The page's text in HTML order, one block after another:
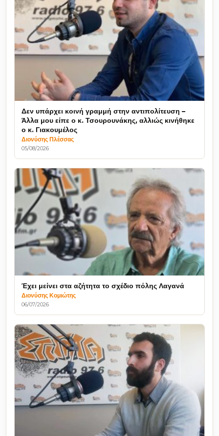
Δεν υπάρχει κοινή γραμμή στην αντιπολίτευση –
Άλλα μου είπε ο κ. Τσουρουνάκης, αλλιώς κινήθηκε
ο κ. Γιακουμέλος
Διονύσης Πλέσσας
05/08/2026
Έχει μείνει στα αζήτητα το σχέδιο πόλης Λαγανά
Διονύσης Κομιώτης
06/07/2026